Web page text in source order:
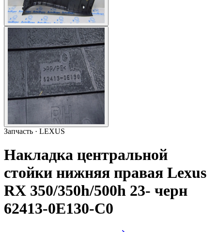
Запчасть · LEXUS
Накладка центральной
стойки нижняя правая Lexus
RX 350/350h/500h 23- черн
62413-0E130-C0